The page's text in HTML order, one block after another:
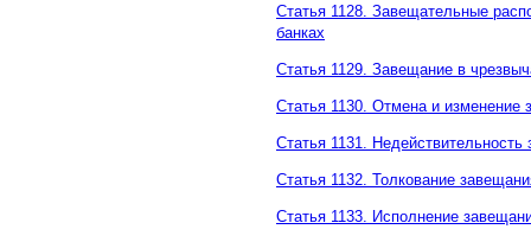
Статья 1128. Завещательные
банках
Статья 1129. Завещание в
Статья 1130. Отмена и изменение
Статья 1131. Недействительность
Статья 1132. Толкование
Статья 1133. Исполнение